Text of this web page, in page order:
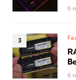
6
6